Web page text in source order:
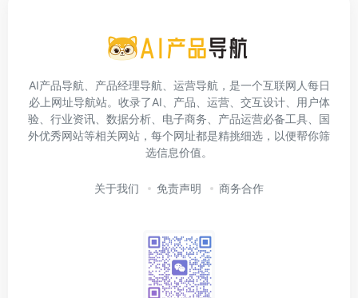
AI产品导航、产品经理导航、运营导航，是一个互联网人每日
必上网址导航站。收录了AI、产品、运营、交互设计、用户体
验、行业资讯、数据分析、电子商务、产品运营必备工具、国
外优秀网站等相关网站，每个网址都是精挑细选，以便帮你筛
选信息价值。
关于我们 免责声明 商务合作